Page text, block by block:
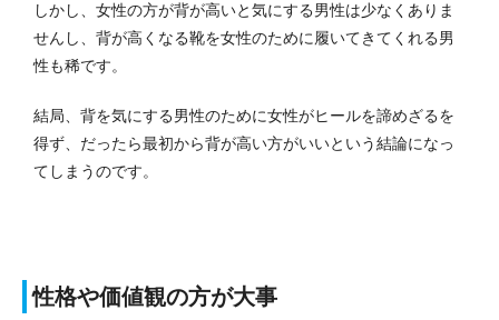
しかし、女性の方が背が高いと気にする男性は少なくありま
せんし、背が高くなる靴を女性のために履いてきてくれる男
性も稀です。
結局、背を気にする男性のために女性がヒールを諦めざるを
得ず、だったら最初から背が高い方がいいという結論になっ
てしまうのです。
性格や価値観の方が大事